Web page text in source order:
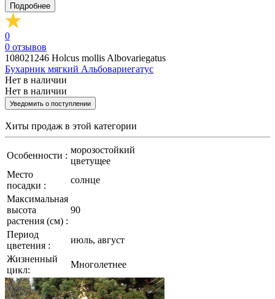
Подробнее
0
0 отзывов
108021246 Holcus mollis Albovariegatus
Бухарник мягкий Альбовариегатус
Нет в наличии
Нет в наличии
Уведомить о поступлении
Хиты продаж в этой категории
Особенности :
морозостойкий
цветущее
Место
посадки :
солнце
Максимальная
высота
растения (см) :
90
Период
цветения :
июль, август
Жизненный
цикл:
Многолетнее